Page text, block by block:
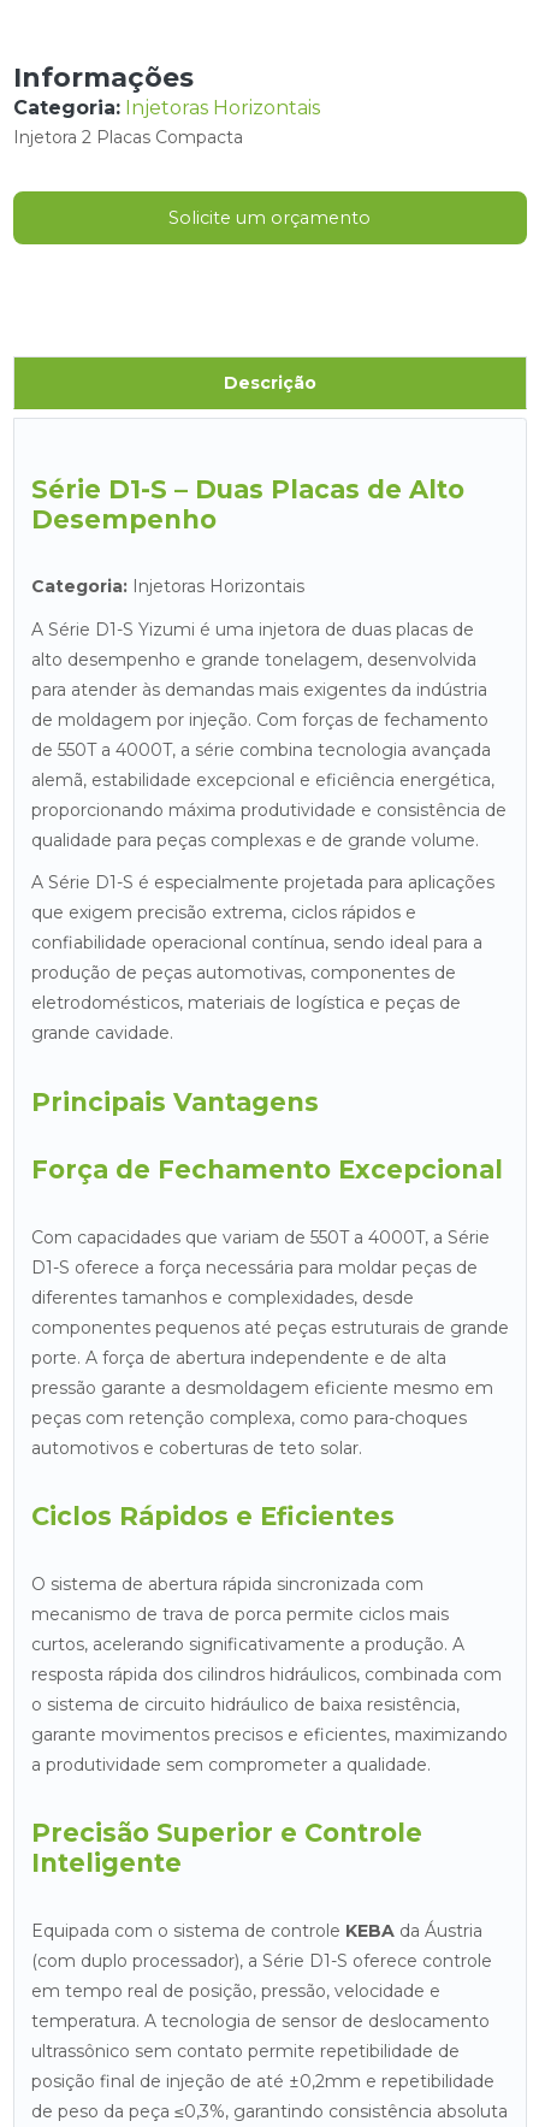
Informações
Categoria: Injetoras Horizontais
Injetora 2 Placas Compacta
Solicite um orçamento
Descrição
Série D1-S – Duas Placas de Alto
Desempenho
Categoria:Injetoras Horizontais
A Série D1-S Yizumi é uma injetora de duas placas de
alto desempenho e grande tonelagem, desenvolvida
para atender às demandas mais exigentes da indústria
de moldagem por injeção. Com forças de fechamento
de 550T a 4000T, a série combina tecnologia avançada
alemã, estabilidade excepcional e eficiência energética,
proporcionando máxima produtividade e consistência de
qualidade para peças complexas e de grande volume.
A Série D1-S é especialmente projetada para aplicações
que exigem precisão extrema, ciclos rápidos e
confiabilidade operacional contínua, sendo ideal para a
produção de peças automotivas, componentes de
eletrodomésticos, materiais de logística e peças de
grande cavidade.
Principais Vantagens
Força de Fechamento Excepcional
Com capacidades que variam de 550T a 4000T, a Série
D1-S oferece a força necessária para moldar peças de
diferentes tamanhos e complexidades, desde
componentes pequenos até peças estruturais de grande
porte. A força de abertura independente e de alta
pressão garante a desmoldagem eficiente mesmo em
peças com retenção complexa, como para-choques
automotivos e coberturas de teto solar.
Ciclos Rápidos e Eficientes
O sistema de abertura rápida sincronizada com
mecanismo de trava de porca permite ciclos mais
curtos, acelerando significativamente a produção. A
resposta rápida dos cilindros hidráulicos, combinada com
o sistema de circuito hidráulico de baixa resistência,
garante movimentos precisos e eficientes, maximizando
a produtividade sem comprometer a qualidade.
Precisão Superior e Controle
Inteligente
Equipada com o sistema de controle KEBAda Áustria
(com duplo processador), a Série D1-S oferece controle
em tempo real de posição, pressão, velocidade e
temperatura. A tecnologia de sensor de deslocamento
ultrassônico sem contato permite repetibilidade de
posição final de injeção de até ±0,2mm e repetibilidade
de peso da peça ≤0,3%, garantindo consistência absoluta